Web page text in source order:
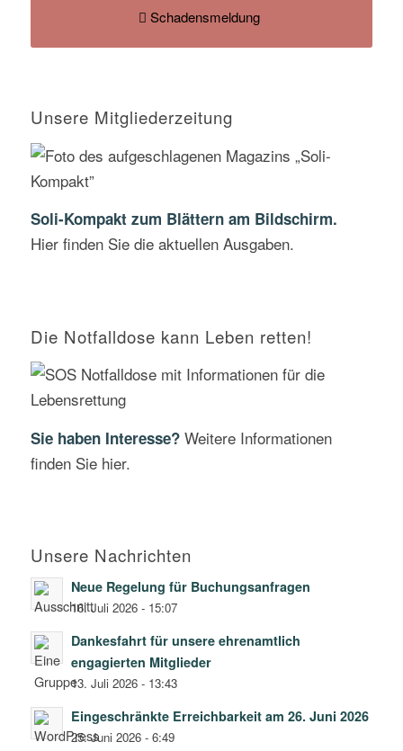
Schadensmeldung
Unsere Mitgliederzeitung
Soli-Kompakt zum Blättern am Bildschirm.
Hier finden Sie die aktuellen Ausgaben.
Die Notfalldose kann Leben retten!
Sie haben Interesse? Weitere Informationen
finden Sie hier.
Unsere Nachrichten
Neue Regelung für Buchungsanfragen
16. Juli 2026 - 15:07
Dankesfahrt für unsere ehrenamtlich
engagierten Mitglieder
13. Juli 2026 - 13:43
Eingeschränkte Erreichbarkeit am 26. Juni 2026
25. Juni 2026 - 6:49